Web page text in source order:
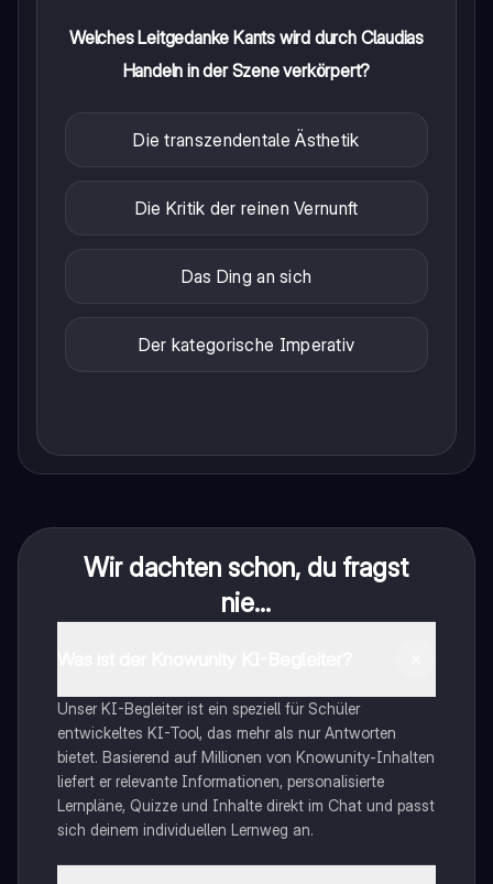
Welches Leitgedanke Kants wird durch Claudias
Handeln in der Szene verkörpert?
Die transzendentale Ästhetik
Die Kritik der reinen Vernunft
Das Ding an sich
Der kategorische Imperativ
Wir dachten schon, du fragst
nie...
Unser KI-Begleiter ist ein speziell für Schüler
entwickeltes KI-Tool, das mehr als nur Antworten
bietet. Basierend auf Millionen von Knowunity-Inhalten
liefert er relevante Informationen, personalisierte
Lernpläne, Quizze und Inhalte direkt im Chat und passt
sich deinem individuellen Lernweg an.